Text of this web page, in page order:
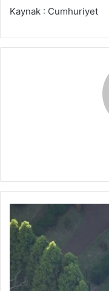
Kaynak : Cumhuriyet